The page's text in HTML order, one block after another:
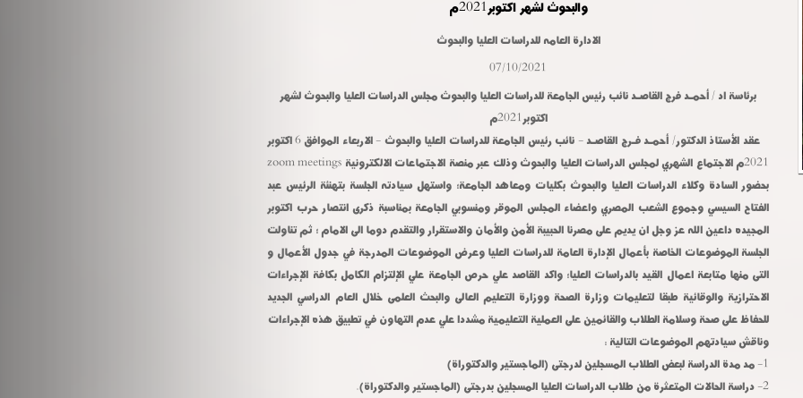
والبحوث لشهر اكتوبر2021م
الادارة العامه للدراسات العليا والبحوث
07/10/2021
برئاسة اد / أحمـد فرج القاصـد نائب رئيس الجامعة للدراسات العليا والبحوث مجلس الدراسات العليا والبحوث لشهر
اكتوبر2021م
عقد الأستاذ الدكتور/ أحمـد فـرج القاصـد - نائب رئيس الجامعة للدراسات العليا والبحوث - الاربعاء الموافق 6 اكتوبر
2021م الاجتماع الشهري لمجلس الدراسات العليا والبحوث وذلك عبر منصة الاجتماعات الالكترونية zoom meetings
بحضور السادة وكلاء الدراسات العليا والبحوث بكليات ومعاهد الجامعة؛ واستهل سيادته الجلسة بتهنئة الرئيس عبد
الفتاح السيسي وجموع الشعب المصري واعضاء المجلس الموقر ومنسوبي الجامعة بمناسبة ذكرى انتصار حرب اكتوبر
المجيده داعين الله عز وجل ان يديم على مصرنا الحبيبة الأمن والأمان والاستقرار والتقدم دوما الى الامام ؛ ثم تناولت
الجلسة الموضوعات الخاصة بأعمال الإدارة العامة للدراسات العليا وعرض الموضوعات المدرجة في جدول الأعمال و
التى منها متابعة اعمال القيد بالدراسات العليا؛ واكد القاصد علي حرص الجامعة علي الإلتزام الكامل بكافة الإجراءات
الاحترازية والوقائية طبقا لتعليمات وزارة الصحة ووزارة التعليم العالى والبحث العلمى خلال العام الدراسي الجديد
للحفاظ على صحة وسلامة الطلاب والقائمين على العملية التعليمية مشددا علي عدم التهاون في تطبيق هذه الإجراءات
وناقش سيادتهم الموضوعات التالية :
1- مد مدة الدراسة لبعض الطلاب المسجلين لدرجتى (الماجستير والدكتوراة)
2- دراسة الحالات المتعثرة من طلاب الدراسات العليا المسجلين بدرجتى (الماجستير والدكتوراة).